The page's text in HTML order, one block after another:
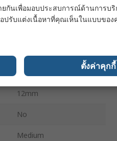
Paint Roller
12mm
No
Medium
กันเพื่อมอบประสบการณ์ด้านการบ
ปรับแต่งเนื้อหาที่คุณเห็นในแบบขอ
ตั้งค่าคุกกี้